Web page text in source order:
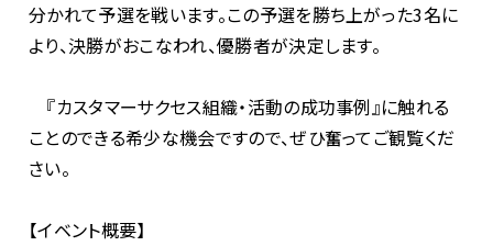
分かれて予選を戦います。この予選を勝ち上がった3名に
より、決勝がおこなわれ、優勝者が決定します。
『カスタマーサクセス組織・活動の成功事例』に触れる
ことのできる希少な機会ですので、ぜひ奮ってご観覧くだ
さい。
【イベント概要】